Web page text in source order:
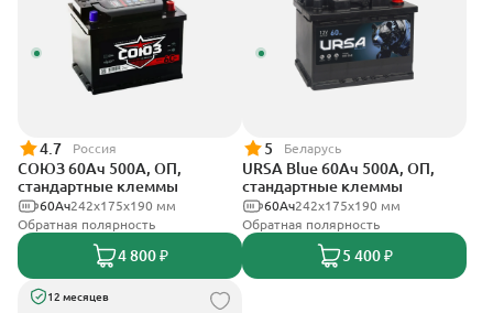
4.7 Россия
СОЮЗ 60Ач 500А, ОП,
стандартные клеммы
242x175x190 мм
60Ач
Обратная полярность
4 800 ₽
5 Беларусь
URSA Blue 60Ач 500А, ОП,
стандартные клеммы
242х175х190 мм
60Ач
Обратная полярность
5 400 ₽
12 месяцев